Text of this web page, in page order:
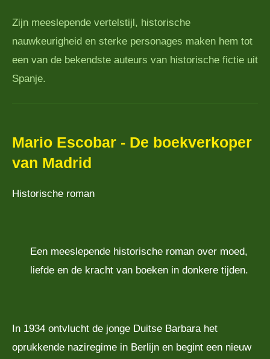
Zijn meeslepende vertelstijl, historische
nauwkeurigheid en sterke personages maken hem tot
een van de bekendste auteurs van historische fictie uit
Spanje.
Mario Escobar - De boekverkoper
van Madrid
Historische roman
Een meeslepende historische roman over moed,
liefde en de kracht van boeken in donkere tijden.
In 1934 ontvlucht de jonge Duitse Barbara het
oprukkende naziregime in Berlijn en begint een nieuw